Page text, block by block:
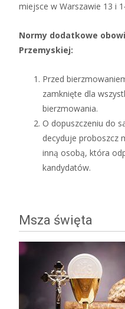
miejsce w Warszawie 13 i
Normy dodatkowe
Przemyskiej:
Przed
zamknięte dla
bierzmowania.
O dopuszczeniu do
decyduje proboszcz
inną osobą, która
kandydatów.
Msza święta